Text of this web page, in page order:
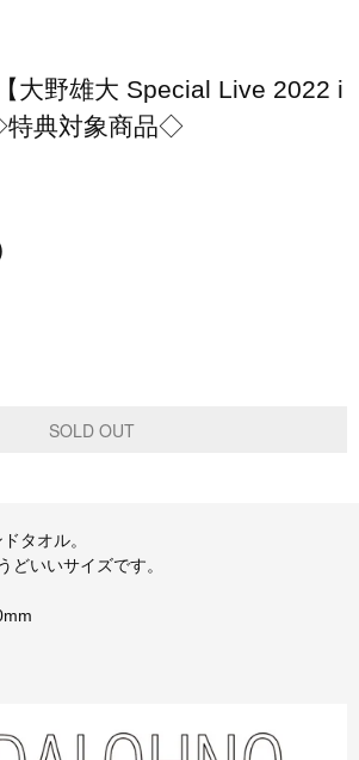
Worksグッズ
ム
大野雄大 Special Live 2022 i
典対象商品◇
タオル。
どいいサイズです。